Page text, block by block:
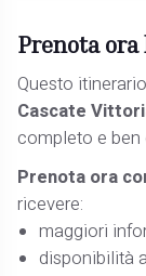
Prenota
Questo
Cascate
completo e ben
Prenota ora
ricevere:
maggiori
disponibilità